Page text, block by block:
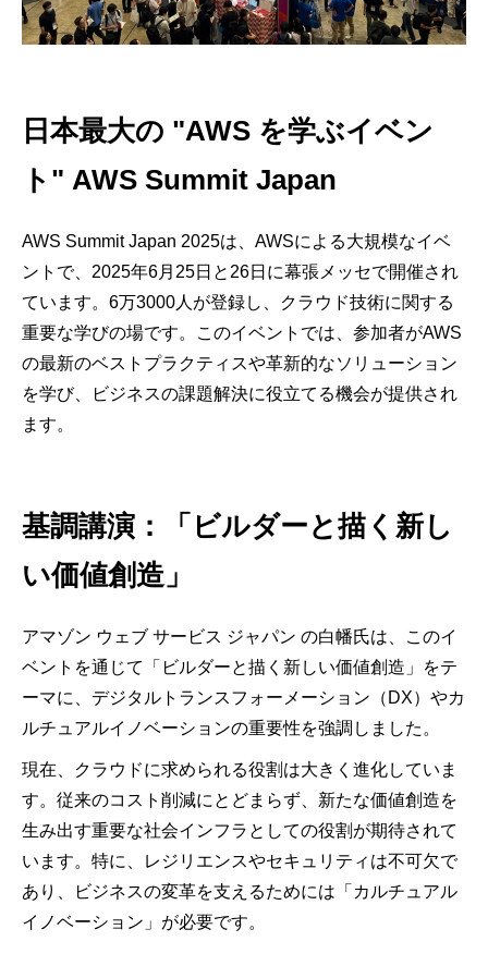
日本最大の "AWS を学ぶイベン
ト" AWS Summit Japan
AWS Summit Japan 2025は、AWSによる大規模なイベ
ントで、2025年6月25日と26日に幕張メッセで開催され
ています。6万3000人が登録し、クラウド技術に関する
重要な学びの場です。このイベントでは、参加者がAWS
の最新のベストプラクティスや革新的なソリューション
を学び、ビジネスの課題解決に役立てる機会が提供され
ます。
基調講演：「ビルダーと描く新し
い価値創造」
アマゾン ウェブ サービス ジャパン の白幡氏は、このイ
ベントを通じて「ビルダーと描く新しい価値創造」をテ
ーマに、デジタルトランスフォーメーション（DX）やカ
ルチュアルイノベーションの重要性を強調しました。
現在、クラウドに求められる役割は大きく進化していま
す。従来のコスト削減にとどまらず、新たな価値創造を
生み出す重要な社会インフラとしての役割が期待されて
います。特に、レジリエンスやセキュリティは不可欠で
あり、ビジネスの変革を支えるためには「カルチュアル
イノベーション」が必要です。